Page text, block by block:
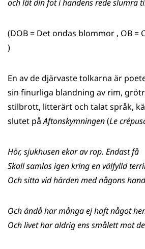
och lät din fot i handens rede slumra
(DOB = Det ondas blommor , OB =
)
En av de djärvaste tolkarna är
sin finurliga blandning av rim,
stilbrott, litterärt och talat språk,
slutet påAftonskymningen(Le
Hör, sjukhusen ekar av rop. Endast få
Skall samlas igen kring en välfylld
Och sitta vid härden med någons
Och ändå har många ej haft något
Och livet har aldrig ens smålett mot